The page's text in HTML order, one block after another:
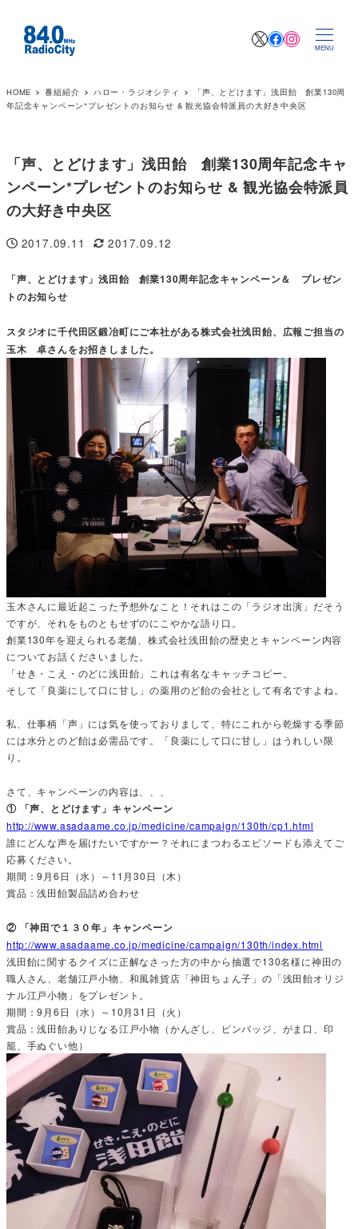
XFacebook
MENU
HOME 番組紹介 ハロー・ラジオシティ
「声、とどけます」浅田飴 創業130周
年記念キャンペーン*プレゼントのお知らせ & 観光協会特派員の大好き中央区
「声、とどけます」浅田飴 創業130周年記念キャ
ンペーン*プレゼントのお知らせ & 観光協会特派員
の大好き中央区
投稿日
2017.09.11
更新日
2017.09.12
「声、とどけます」浅田飴 創業130周年記念キャンペーン＆ プレゼン
トのお知らせ
スタジオに千代田区鍛冶町にご本社がある株式会社浅田飴、広報ご担当の
玉木 卓さんをお招きしました。
玉木さんに最近起こった予想外なこと！それはこの「ラジオ出演」だそう
ですが、それをものともせずのにこやかな語り口。
創業130年を迎えられる老舗、株式会社浅田飴の歴史とキャンペーン内容
についてお話くださいました。
「せき・こえ・のどに浅田飴」これは有名なキャッチコピー。
そして「良薬にして口に甘し」の薬用のど飴の会社として有名ですよね。
私、仕事柄「声」には気を使っておりまして、特にこれから乾燥する季節
には水分とのど飴は必需品です。「良薬にして口に甘し」はうれしい限
り。
さて、キャンペーンの内容は、、、
① 「声、とどけます」キャンペーン
http://www.asadaame.co.jp/medicine/campaign/130th/cp1.html
誰にどんな声を届けたいですかー？それにまつわるエピソードも添えてご
応募ください。
期間：9月6日（水）～11月30日（木）
賞品：浅田飴製品詰め合わせ
② 「神田で１３０年」キャンペーン
http://www.asadaame.co.jp/medicine/campaign/130th/index.html
浅田飴に関するクイズに正解なさった方の中から抽選で130名様に神田の
職人さん、老舗江戸小物、和風雑貨店「神田ちょん子」の「浅田飴オリジ
ナル江戸小物」をプレゼント。
期間：9月6日（水）～10月31日（火）
賞品：浅田飴ありじなる江戸小物（かんざし、ピンバッジ、がま口、印
籠、手ぬぐい他）